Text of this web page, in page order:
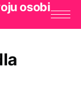
osobi